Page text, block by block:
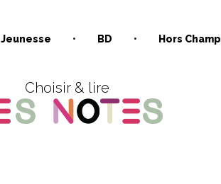
Jeunesse BD Hors Champ
Choisir & lire